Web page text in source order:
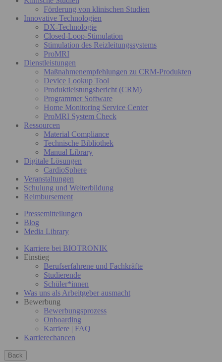
Förderung von klinischen Studien
Innovative Technologien
DX-Technologie
Closed-Loop-Stimulation
Stimulation des Reizleitungssystems
ProMRI
Dienstleistungen
Maßnahmenempfehlungen zu CRM-Produkten
Device Lookup Tool
Produktleistungsbericht (CRM)
Programmer Software
Home Monitoring Service Center
ProMRI System Check
Ressourcen
Material Compliance
Technische Bibliothek
Manual Library
Digitale Lösungen
CardioSphere
Veranstaltungen
Schulung und Weiterbildung
Reimbursement
Pressemitteilungen
Blog
Media Library
Karriere bei BIOTRONIK
Einstieg
Berufserfahrene und Fachkräfte
Studierende
Schüler*innen
Was uns als Arbeitgeber ausmacht
Bewerbung
Bewerbungsprozess
Onboarding
Karriere | FAQ
Karrierechancen
Back